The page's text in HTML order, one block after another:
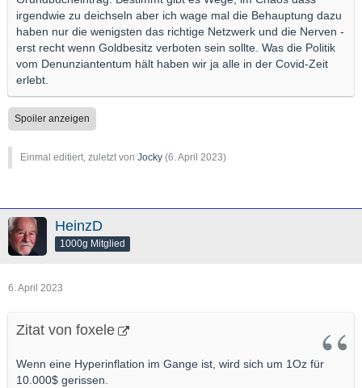
noch dafür (Kaufkraft).
irgendwie zu deichseln aber ich wage mal die Behauptung dazu
haben nur die wenigsten das richtige Netzwerk und die Nerven -
erst recht wenn Goldbesitz verboten sein sollte. Was die Politik
vom Denunziantentum hält haben wir ja alle in der Covid-Zeit
erlebt.
Spoiler anzeigen
Einmal editiert, zuletzt von Jocky (6. April 2023)
HeinzD
1000g Mitglied
6. April 2023
Zitat von foxele
Wenn eine Hyperinflation im Gange ist, wird sich um 1Oz für
10.000$ gerissen.